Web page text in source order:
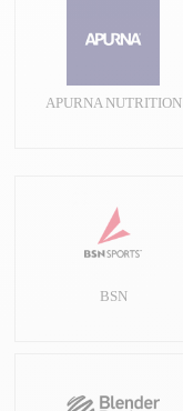
APURNA NUTRITION
BSN